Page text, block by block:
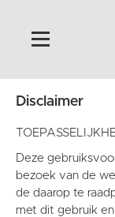
Home
Algemeen
Historie
Omgeving
Activiteiten
Disclaimer
Deze
bezoek van de
de daarop te
met dit gebruik